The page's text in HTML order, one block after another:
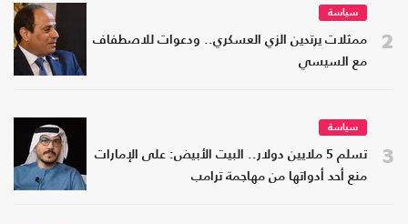
2
سياسة
ممثلات يرتدين الزي العسكري.. ودعوات للاصطفاف
مع السيسي
3
سياسة
تسلم 5 ملايين دولار.. البيت الأبيض: على الإمارات
منع أحد أدواتها من مهاجمة ترامب